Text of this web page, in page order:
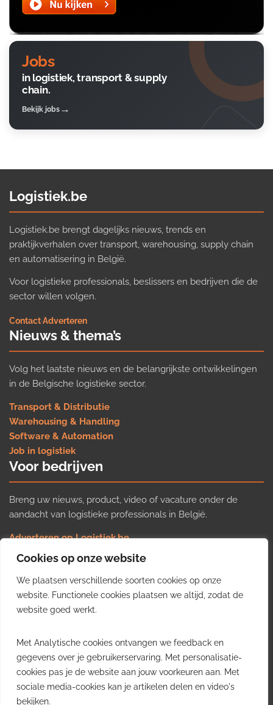
Cookies op onze website
We plaatsen verschillende soorten cookies op onze
website. Functionele cookies plaatsen we altijd, zodat de
website goed werkt.
Met Analytische cookies ontvangen we feedback en
gegevens over je gebruikerservaring. Met personalisatie-
cookies pas je de website aan jouw voorkeuren aan. Met
sociale media-cookies kan je artikelen delen en video's
bekijken.
Jobs
in logistiek, transport & supply
chain.
Bekijk jobs
Logistiek.be
Logistiek.be brengt dagelijks nieuws, trends en
praktijkverhalen over transport, warehousing, supply chain
en automatisering in België.
Voor logistieke professionals, beslissers en bedrijven die de
sector willen volgen.
Contact·Adverteren
Nieuws & thema’s
Volg het laatste nieuws en de belangrijkste ontwikkelingen
in de Belgische logistieke sector.
Transport & Distributie
Warehousing & Handling
Software & Automation
Job in logistiek
Voor bedrijven
Breng uw nieuws, product, video of vacature onder de
aandacht van logistieke professionals in België.
Adverteren op Logistiek.be
Nieuws insturen
Uw video op Logistiek.TV
Job plaatsen
Gratis wekelijkse update
inzichten uit de Belgische logistieke sector in uw inbox.
Ontvang je gratis
wekelijkse update